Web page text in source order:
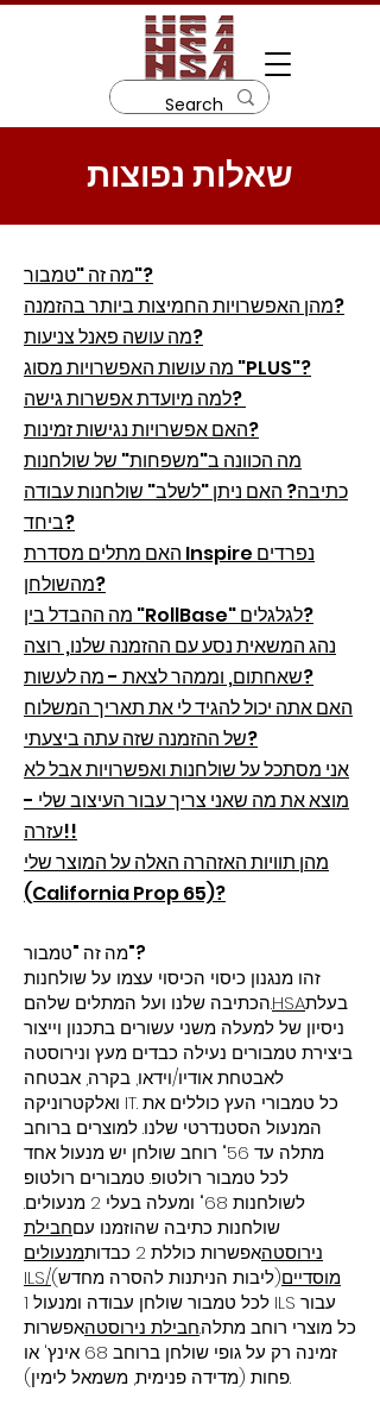
שאלות נפוצות
מה זה "טמבור"?
מהן האפשרויות החמיצות ביותר בהזמנה?
מה עושה פאנל צניעות?
מה עושות האפשרויות מסוג "PLUS"?
למה מיועדת אפשרות גישה?
האם אפשרויות נגישות זמינות?
מה הכוונה ב"משפחות" של שולחנות
כתיבה? האם ניתן "לשלב" שולחנות עבודה
ביחד?
האם מתלים מסדרת Inspire נפרדים
מהשולחן?
מה ההבדל בין "RollBase" לגלגלים?
נהג המשאית נסע עם ההזמנה שלנו, רוצה
שאחתום, וממהר לצאת - מה לעשות?
האם אתה יכול להגיד לי את תאריך המשלוח
של ההזמנה שזה עתה ביצעתי?
אני מסתכל על שולחנות ואפשרויות אבל לא
מוצא את מה שאני צריך עבור העיצוב שלי -
עזרה!!
מהן תוויות האזהרה האלה על המוצר שלי
(California Prop 65)?
מה זה "טמבור"?
זהו מנגנון כיסוי הכיסוי עצמו על שולחנות
הכתיבה שלנו ועל המתלים שלהם.HSAבעלת
ניסיון של למעלה משני עשורים בתכנון וייצור
ביצירת טמבורים נעילה כבדים מעץ ונירוסטה
לאבטחת אודיו/וידאו, בקרה, אבטחה
ואלקטרוניקה IT. כל טמבורי העץ כוללים את
המנעול הסטנדרטי שלנו. למוצרים ברוחב
מתלה עד 56" רוחב שולחן יש מנעול אחד
לכל טמבור רולטופ. טמבורים רולטופ
לשולחנות 68" ומעלה בעלי 2 מנעולים.
שולחנות כתיבה שהוזמנו עםחבילת
נירוסטהאפשרות כוללת 2 כבדות
מנעולים
ILS/מוסדיים(ליבות הניתנות להסרה מחדש)
לכל טמבור שולחן עבודה ומנעול 1 ILS עבור
כל מוצרי רוחב מתלה.חבילת נירוסטהאפשרות
זמינה רק על גופי שולחן ברוחב 68 אינץ' או
פחות (מדידה פנימית, משמאל לימין).